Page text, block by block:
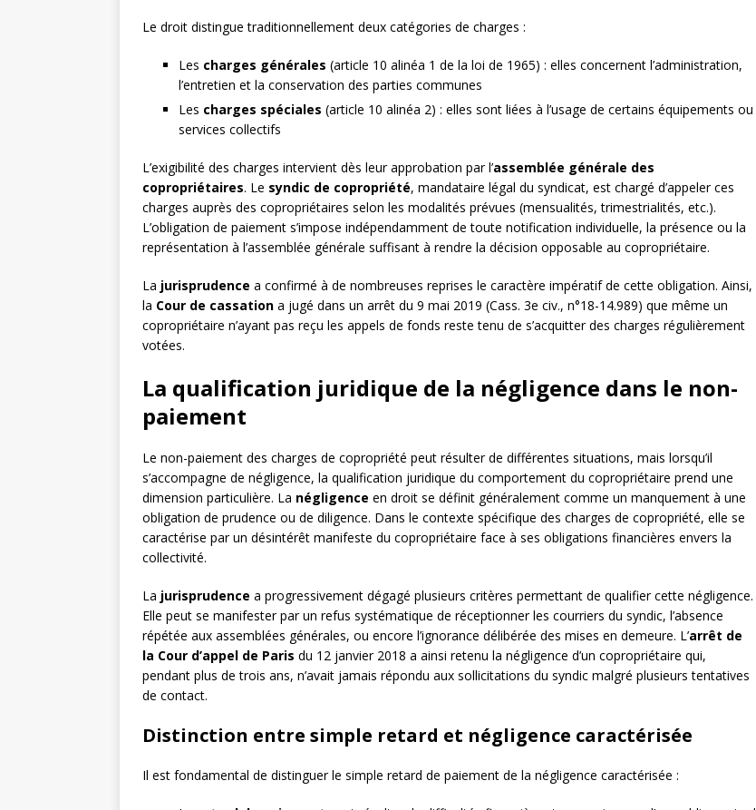
Le droit distingue traditionnellement deux catégories de charges :
Les charges générales (article 10 alinéa 1 de la loi de 1965) : elles concernent l’administration,
l’entretien et la conservation des parties communes
Les charges spéciales (article 10 alinéa 2) : elles sont liées à l’usage de certains équipements ou
services collectifs
L’exigibilité des charges intervient dès leur approbation par l’assemblée générale des
copropriétaires. Le syndic de copropriété, mandataire légal du syndicat, est chargé d’appeler ces
charges auprès des copropriétaires selon les modalités prévues (mensualités, trimestrialités, etc.).
L’obligation de paiement s’impose indépendamment de toute notification individuelle, la présence ou la
représentation à l’assemblée générale suffisant à rendre la décision opposable au copropriétaire.
La jurisprudence a confirmé à de nombreuses reprises le caractère impératif de cette obligation. Ainsi,
la Cour de cassation a jugé dans un arrêt du 9 mai 2019 (Cass. 3e civ., n°18-14.989) que même un
copropriétaire n’ayant pas reçu les appels de fonds reste tenu de s’acquitter des charges régulièrement
votées.
La qualification juridique de la négligence dans le non-
paiement
Le non-paiement des charges de copropriété peut résulter de différentes situations, mais lorsqu’il
s’accompagne de négligence, la qualification juridique du comportement du copropriétaire prend une
dimension particulière. La négligence en droit se définit généralement comme un manquement à une
obligation de prudence ou de diligence. Dans le contexte spécifique des charges de copropriété, elle se
caractérise par un désintérêt manifeste du copropriétaire face à ses obligations financières envers la
collectivité.
La jurisprudence a progressivement dégagé plusieurs critères permettant de qualifier cette négligence.
Elle peut se manifester par un refus systématique de réceptionner les courriers du syndic, l’absence
répétée aux assemblées générales, ou encore l’ignorance délibérée des mises en demeure. L’arrêt de
la Cour d’appel de Paris du 12 janvier 2018 a ainsi retenu la négligence d’un copropriétaire qui,
pendant plus de trois ans, n’avait jamais répondu aux sollicitations du syndic malgré plusieurs tentatives
de contact.
Distinction entre simple retard et négligence caractérisée
Il est fondamental de distinguer le simple retard de paiement de la négligence caractérisée :